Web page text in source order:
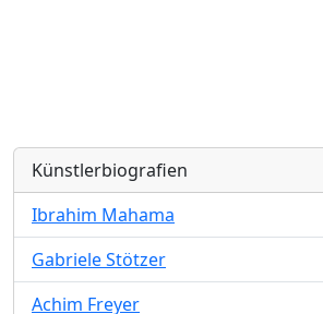
Künstlerbiografien
Ibrahim Mahama
Gabriele Stötzer
Achim Freyer